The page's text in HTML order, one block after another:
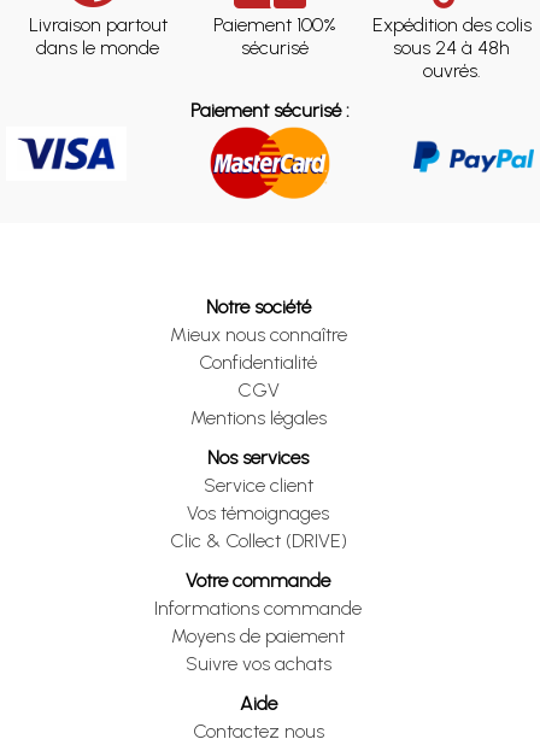
Livraison partout
dans le monde
Paiement 100%
sécurisé
Expédition des colis
sous 24 à 48h
ouvrés.
Paiement sécurisé :
Notre société
Mieux nous connaître
Confidentialité
CGV
Mentions légales
Nos services
Service client
Vos témoignages
Clic & Collect (DRIVE)
Votre commande
Informations commande
Moyens de paiement
Suivre vos achats
Aide
Contactez nous